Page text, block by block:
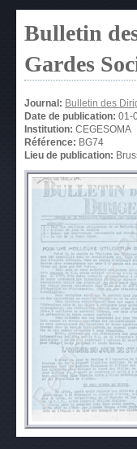
Bulletin
Gardes
Journal: Bulletin des
Date de publication: 01-
Institution: CEGESOMA
Référence: BG74
Lieu de publication: